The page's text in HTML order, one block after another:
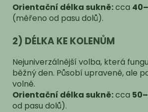
Orientační délka sukně:cca
(měřeno od pasu dolů).
2) DÉLKA KE KOLENŮM
Nejuniverzálnější volba, která
běžný den. Působí upraveně, ale
volně.
Orientační délka sukně:cca
od pasu dolů).